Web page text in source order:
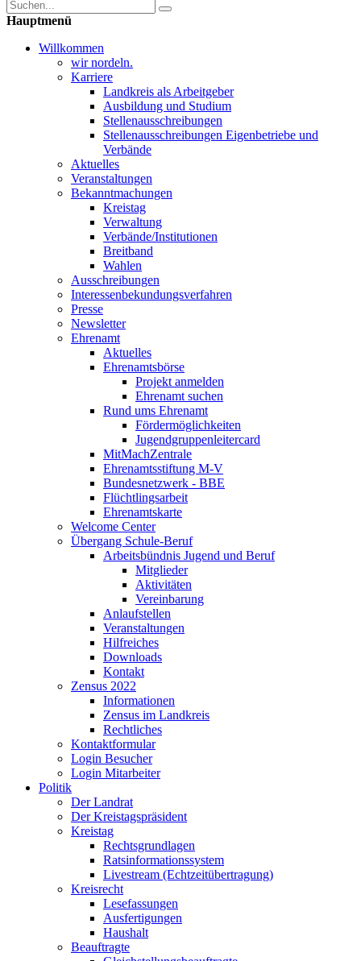
Hauptmenü
Willkommen
wir nordeln.
Karriere
Landkreis als Arbeitgeber
Ausbildung und Studium
Stellenausschreibungen
Stellenausschreibungen Eigenbetriebe und
Verbände
Aktuelles
Veranstaltungen
Bekanntmachungen
Kreistag
Verwaltung
Verbände/Institutionen
Breitband
Wahlen
Ausschreibungen
Interessen­bekundungsverfahren
Presse
Newsletter
Ehrenamt
Aktuelles
Ehrenamtsbörse
Projekt anmelden
Ehrenamt suchen
Rund ums Ehrenamt
Fördermöglichkeiten
Jugendgruppenleitercard
MitMachZentrale
Ehrenamtsstiftung M-V
Bundesnetzwerk - BBE
Flüchtlingsarbeit
Ehrenamtskarte
Welcome Center
Übergang Schule-Beruf
Arbeitsbündnis Jugend und Beruf
Mitglieder
Aktivitäten
Vereinbarung
Anlaufstellen
Veranstaltungen
Hilfreiches
Downloads
Kontakt
Zensus 2022
Informationen
Zensus im Landkreis
Rechtliches
Kontaktformular
Login Besucher
Login Mitarbeiter
Politik
Der Landrat
Der Kreistagspräsident
Kreistag
Rechtsgrundlagen
Ratsinformationssystem
Livestream (Echtzeitübertragung)
Kreisrecht
Lesefassungen
Ausfertigungen
Haushalt
Beauftragte